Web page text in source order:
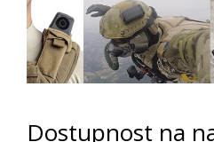
Dostupnost na